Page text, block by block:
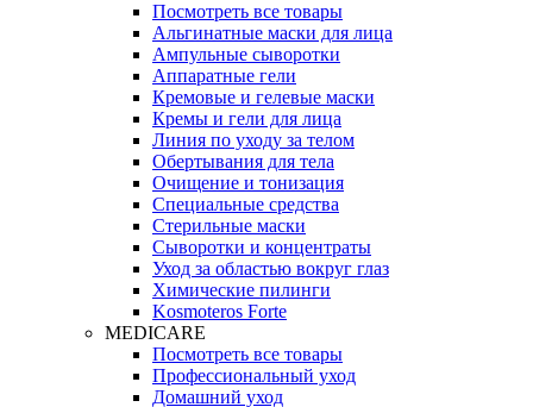
Посмотреть все товары
Альгинатные маски для лица
Ампульные сыворотки
Аппаратные гели
Кремовые и гелевые маски
Кремы и гели для лица
Линия по уходу за телом
Обертывания для тела
Очищение и тонизация
Специальные средства
Стерильные маски
Сыворотки и концентраты
Уход за областью вокруг глаз
Химические пилинги
Kosmoteros Forte
MEDICARE
Посмотреть все товары
Профессиональный уход
Домашний уход